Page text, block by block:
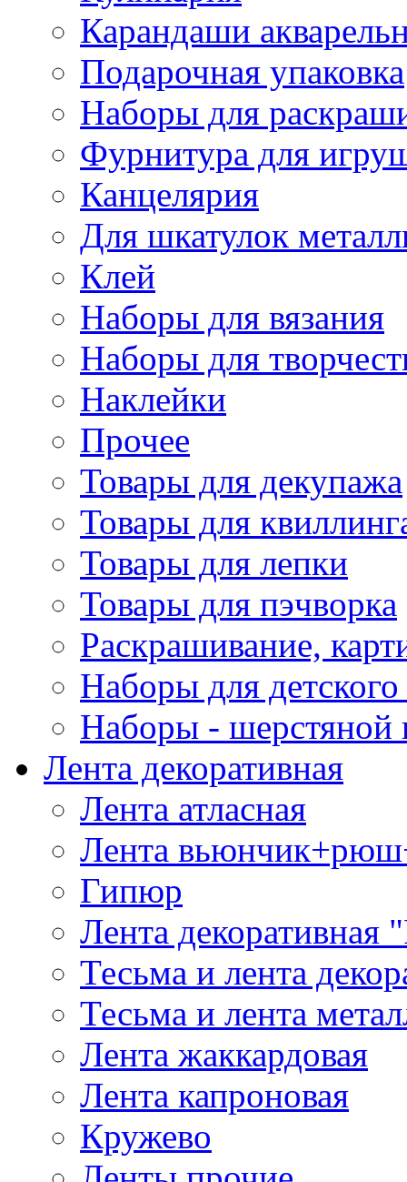
Карандаши
Подарочная упаковка
Наборы для
Фурнитура для
Канцелярия
Для шкатулок
Клей
Наборы для вязания
Наборы для
Наклейки
Прочее
Товары для декупажа
Товары для
Товары для лепки
Товары для пэчворка
Раскрашивание,
Наборы для
Наборы - шерстяной
Лента декоративная
Лента атласная
Лента
Гипюр
Лента декоративная
Тесьма и лента
Тесьма и лента
Лента жаккардовая
Лента капроновая
Кружево